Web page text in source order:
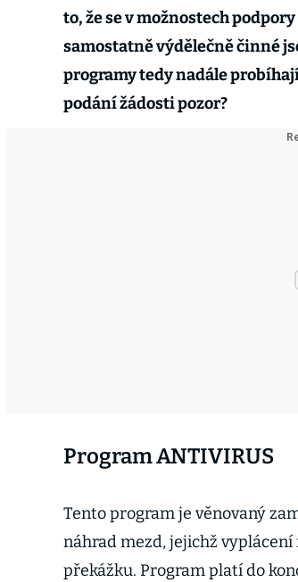
to, že se v možnostech
samostatně výdělečně činné
programy tedy nadále
podání žádosti pozor?
Program ANTIVIRUS
Tento program je věnovaný
náhrad mezd, jejichž vyplácení
překážku. Program platí do